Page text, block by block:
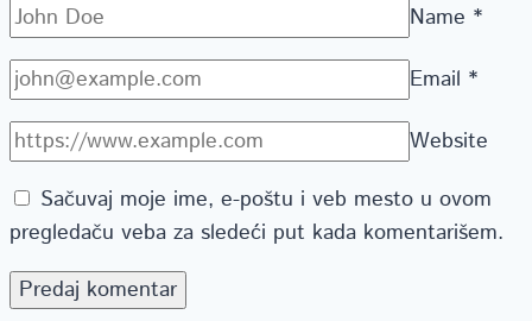
Name *
Email *
Website
Sačuvaj moje ime, e-poštu i veb mesto u ovom
pregledaču veba za sledeći put kada komentarišem.